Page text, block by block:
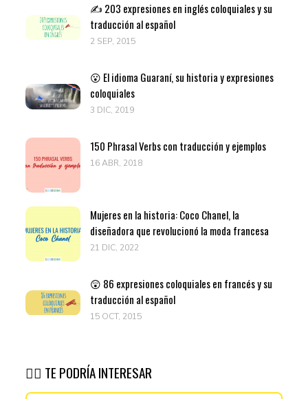
✍️ 203 expresiones en inglés coloquiales y su
traducción al español
2 SEP, 2015
😮 El idioma Guaraní, su historia y expresiones
coloquiales
3 DIC, 2019
150 Phrasal Verbs con traducción y ejemplos
16 ABR, 2018
Mujeres en la historia: Coco Chanel, la
diseñadora que revolucionó la moda francesa
21 DIC, 2022
😲 86 expresiones coloquiales en francés y su
traducción al español
15 OCT, 2015
👉🏽 TE PODRÍA INTERESAR